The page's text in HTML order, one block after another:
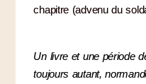
chapitre (advenu du
Un livre et une période
toujours autant,